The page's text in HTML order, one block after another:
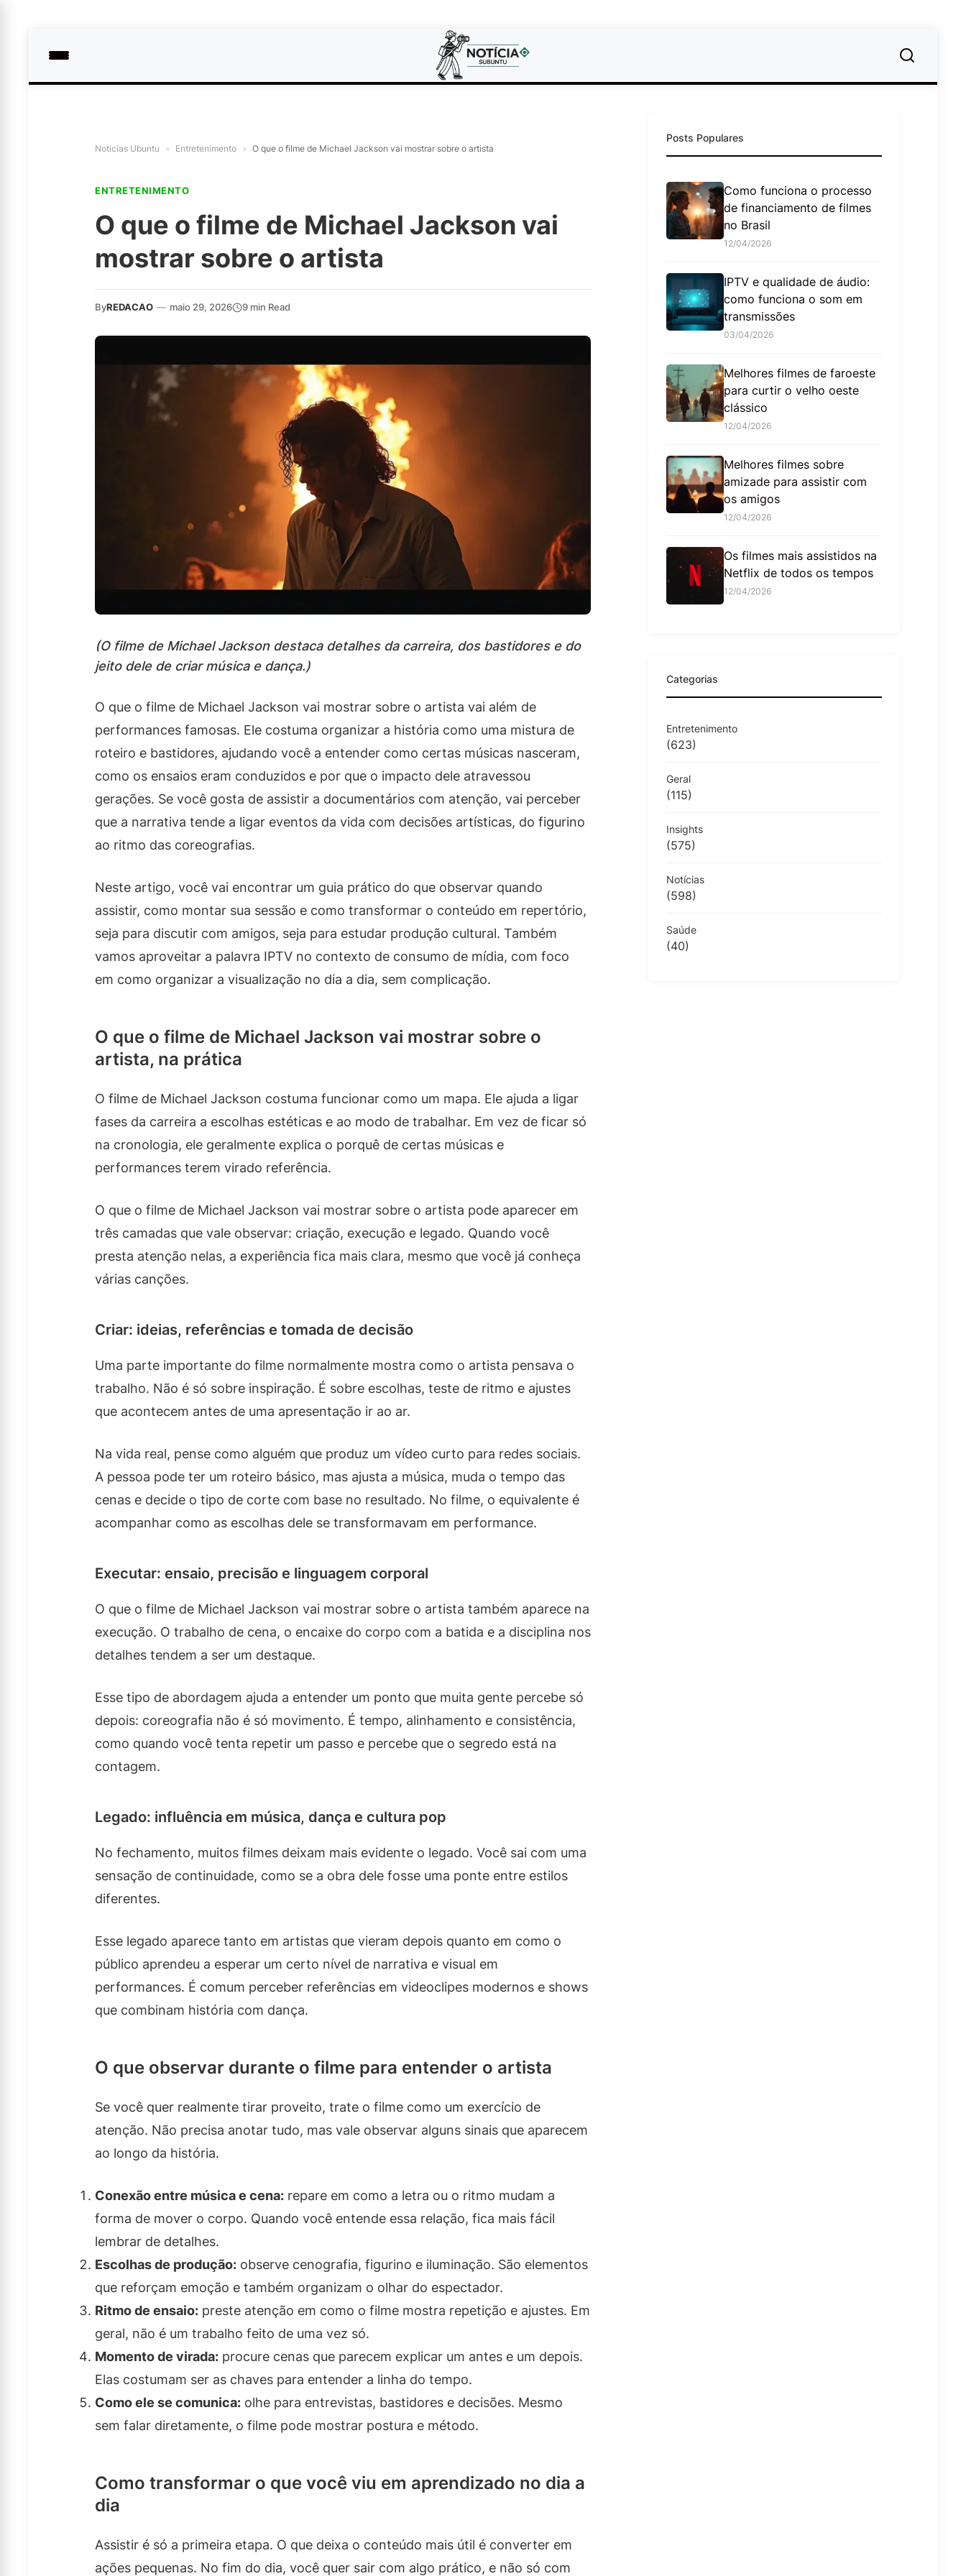
Noticias Ubuntu » Entretenimento » O que o filme de Michael Jackson vai mostrar sobre o artista
ENTRETENIMENTO
O que o filme de Michael Jackson vai
mostrar sobre o artista
ByREDACAO — maio 29, 2026 9 min Read
(O filme de Michael Jackson destaca detalhes da carreira, dos bastidores e do
jeito dele de criar música e dança.)
O que o filme de Michael Jackson vai mostrar sobre o artista vai além de
performances famosas. Ele costuma organizar a história como uma mistura de
roteiro e bastidores, ajudando você a entender como certas músicas nasceram,
como os ensaios eram conduzidos e por que o impacto dele atravessou
gerações. Se você gosta de assistir a documentários com atenção, vai perceber
que a narrativa tende a ligar eventos da vida com decisões artísticas, do figurino
ao ritmo das coreografias.
Neste artigo, você vai encontrar um guia prático do que observar quando
assistir, como montar sua sessão e como transformar o conteúdo em repertório,
seja para discutir com amigos, seja para estudar produção cultural. Também
vamos aproveitar a palavra IPTV no contexto de consumo de mídia, com foco
em como organizar a visualização no dia a dia, sem complicação.
O que o filme de Michael Jackson vai mostrar sobre o
artista, na prática
O filme de Michael Jackson costuma funcionar como um mapa. Ele ajuda a ligar
fases da carreira a escolhas estéticas e ao modo de trabalhar. Em vez de ficar só
na cronologia, ele geralmente explica o porquê de certas músicas e
performances terem virado referência.
O que o filme de Michael Jackson vai mostrar sobre o artista pode aparecer em
três camadas que vale observar: criação, execução e legado. Quando você
presta atenção nelas, a experiência fica mais clara, mesmo que você já conheça
várias canções.
Criar: ideias, referências e tomada de decisão
Uma parte importante do filme normalmente mostra como o artista pensava o
trabalho. Não é só sobre inspiração. É sobre escolhas, teste de ritmo e ajustes
que acontecem antes de uma apresentação ir ao ar.
Na vida real, pense como alguém que produz um vídeo curto para redes sociais.
A pessoa pode ter um roteiro básico, mas ajusta a música, muda o tempo das
cenas e decide o tipo de corte com base no resultado. No filme, o equivalente é
acompanhar como as escolhas dele se transformavam em performance.
Executar: ensaio, precisão e linguagem corporal
O que o filme de Michael Jackson vai mostrar sobre o artista também aparece na
execução. O trabalho de cena, o encaixe do corpo com a batida e a disciplina nos
detalhes tendem a ser um destaque.
Esse tipo de abordagem ajuda a entender um ponto que muita gente percebe só
depois: coreografia não é só movimento. É tempo, alinhamento e consistência,
como quando você tenta repetir um passo e percebe que o segredo está na
contagem.
Legado: influência em música, dança e cultura pop
No fechamento, muitos filmes deixam mais evidente o legado. Você sai com uma
sensação de continuidade, como se a obra dele fosse uma ponte entre estilos
diferentes.
Esse legado aparece tanto em artistas que vieram depois quanto em como o
público aprendeu a esperar um certo nível de narrativa e visual em
performances. É comum perceber referências em videoclipes modernos e shows
que combinam história com dança.
O que observar durante o filme para entender o artista
Se você quer realmente tirar proveito, trate o filme como um exercício de
atenção. Não precisa anotar tudo, mas vale observar alguns sinais que aparecem
ao longo da história.
Conexão entre música e cena: repare em como a letra ou o ritmo mudam a
forma de mover o corpo. Quando você entende essa relação, fica mais fácil
lembrar de detalhes.
Escolhas de produção: observe cenografia, figurino e iluminação. São elementos
que reforçam emoção e também organizam o olhar do espectador.
Ritmo de ensaio: preste atenção em como o filme mostra repetição e ajustes. Em
geral, não é um trabalho feito de uma vez só.
Momento de virada: procure cenas que parecem explicar um antes e um depois.
Elas costumam ser as chaves para entender a linha do tempo.
Como ele se comunica: olhe para entrevistas, bastidores e decisões. Mesmo
sem falar diretamente, o filme pode mostrar postura e método.
Como transformar o que você viu em aprendizado no dia a
dia
Assistir é só a primeira etapa. O que deixa o conteúdo mais útil é converter em
ações pequenas. No fim do dia, você quer sair com algo prático, e não só com
Posts Populares
Como funciona o processo
de financiamento de filmes
no Brasil
12/04/2026
IPTV e qualidade de áudio:
como funciona o som em
transmissões
03/04/2026
Melhores filmes de faroeste
para curtir o velho oeste
clássico
12/04/2026
Melhores filmes sobre
amizade para assistir com
os amigos
12/04/2026
Os filmes mais assistidos na
Netflix de todos os tempos
12/04/2026
Categorias
Entretenimento
(623)
Geral
(115)
Insights
(575)
Notícias
(598)
Saúde
(40)